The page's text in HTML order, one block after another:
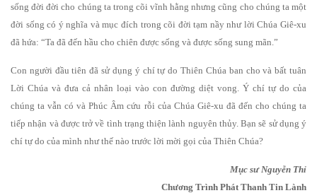
sống đời đời cho chúng ta trong cõi vĩnh hằng nhưng cũng cho chúng ta một
đời sống có ý nghĩa và mục đích trong cõi đời tạm nầy như lời Chúa Giê-xu
đã hứa: “Ta đã đến hầu cho chiên được sống và được sống sung mãn.”
Con người đầu tiên đã sử dụng ý chí tự do Thiên Chúa ban cho và bất tuân
Lời Chúa và đưa cả nhân loại vào con đường diệt vong. Ý chí tự do của
chúng ta vẫn có và Phúc Âm cứu rỗi của Chúa Giê-xu đã đến cho chúng ta
tiếp nhận và được trở về tình trạng thiện lành nguyên thủy. Bạn sẽ sử dụng ý
chí tự do của mình như thế nào trước lời mời gọi của Thiên Chúa?
Mục sư Nguyễn Thỉ
Chương Trình Phát Thanh Tin Lành